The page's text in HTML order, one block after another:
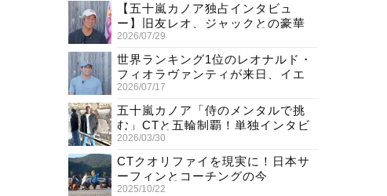
【五十嵐カノア独占インタビュ
ー】旧友レオ、ジャックとの豪華
プライベートセッション
2026/07/29
世界ランキング1位のレオナルド・
フィオラヴァンティが来日、イエ
ロージャージ獲得直後の独占イン
タビュー
2026/07/17
五十嵐カノア「侍のメンタルで挑
む」CTと五輪制覇！単独インタビ
ューで熱弁
2026/03/30
CTクオリファイを現実に！日本サ
ーフィンとコーチングの今
2025/10/22